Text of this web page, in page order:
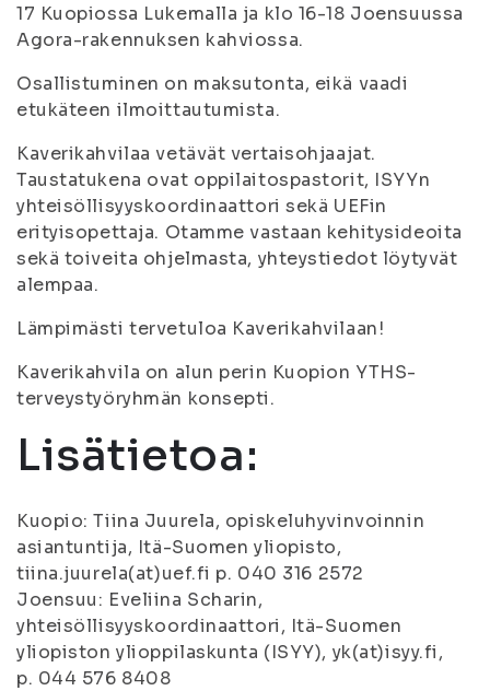
17 Kuopiossa Lukemalla ja klo 16-18 Joensuussa
Agora-rakennuksen kahviossa.
Osallistuminen on maksutonta, eikä vaadi
etukäteen ilmoittautumista.
Kaverikahvilaa vetävät vertaisohjaajat.
Taustatukena ovat oppilaitospastorit, ISYYn
yhteisöllisyyskoordinaattori sekä UEFin
erityisopettaja. Otamme vastaan kehitysideoita
sekä toiveita ohjelmasta, yhteystiedot löytyvät
alempaa.
Lämpimästi tervetuloa Kaverikahvilaan!
Kaverikahvila on alun perin Kuopion YTHS-
terveystyöryhmän konsepti.
Lisätietoa:
Kuopio: Tiina Juurela, opiskeluhyvinvoinnin
asiantuntija, Itä-Suomen yliopisto,
tiina.juurela(at)uef.fi p. 040 316 2572
Joensuu: Eveliina Scharin,
yhteisöllisyyskoordinaattori, Itä-Suomen
yliopiston ylioppilaskunta (ISYY), yk(at)isyy.fi,
p. 044 576 8408